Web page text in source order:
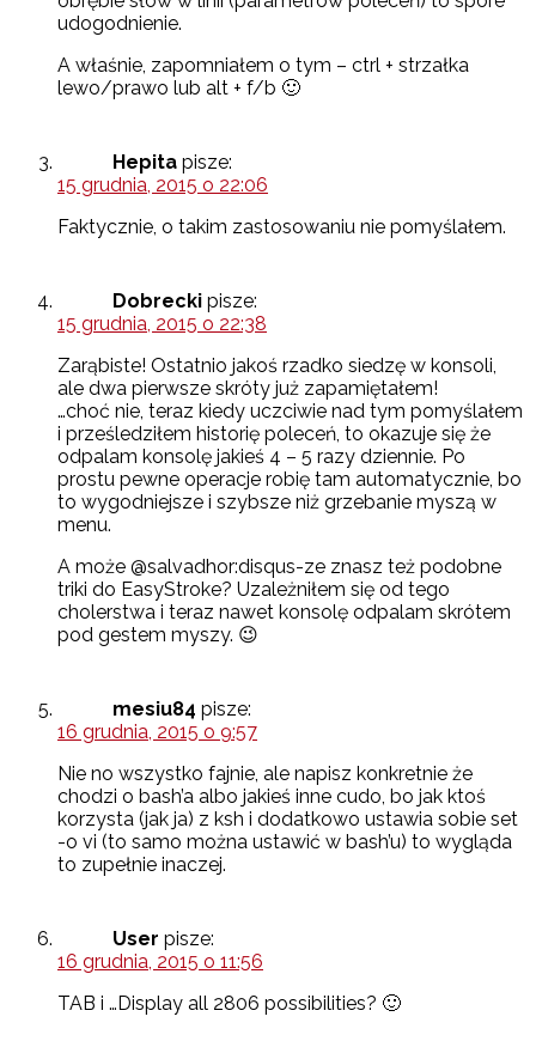
udogodnienie.
A właśnie, zapomniałem o tym – ctrl + strzałka
lewo/prawo lub alt + f/b 🙂
Hepita pisze:
15 grudnia, 2015 o 22:06
Faktycznie, o takim zastosowaniu nie pomyślałem.
Dobrecki pisze:
15 grudnia, 2015 o 22:38
Zarąbiste! Ostatnio jakoś rzadko siedzę w konsoli,
ale dwa pierwsze skróty już zapamiętałem!
…choć nie, teraz kiedy uczciwie nad tym pomyślałem
i prześledziłem historię poleceń, to okazuje się że
odpalam konsolę jakieś 4 – 5 razy dziennie. Po
prostu pewne operacje robię tam automatycznie, bo
to wygodniejsze i szybsze niż grzebanie myszą w
menu.
A może @salvadhor:disqus-ze znasz też podobne
triki do EasyStroke? Uzależniłem się od tego
cholerstwa i teraz nawet konsolę odpalam skrótem
pod gestem myszy. 😉
mesiu84 pisze:
16 grudnia, 2015 o 9:57
Nie no wszystko fajnie, ale napisz konkretnie że
chodzi o bash’a albo jakieś inne cudo, bo jak ktoś
korzysta (jak ja) z ksh i dodatkowo ustawia sobie set
-o vi (to samo można ustawić w bash’u) to wygląda
to zupełnie inaczej.
User pisze:
16 grudnia, 2015 o 11:56
TAB i …Display all 2806 possibilities? 🙂